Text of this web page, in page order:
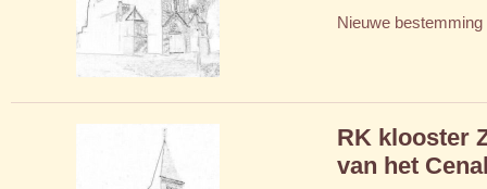
Nieuwe bestemming
RK klooster
van het